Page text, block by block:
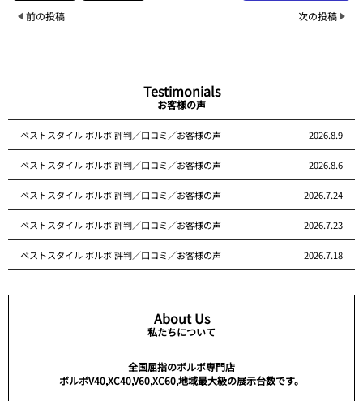
前の投稿 次の投稿
Testimonials
お客様の声
ベストスタイル ボルボ 評判／口コミ／お客様の声 2026.8.9
ベストスタイル ボルボ 評判／口コミ／お客様の声 2026.8.6
ベストスタイル ボルボ 評判／口コミ／お客様の声 2026.7.24
ベストスタイル ボルボ 評判／口コミ／お客様の声 2026.7.23
ベストスタイル ボルボ 評判／口コミ／お客様の声 2026.7.18
About Us
私たちについて
全国屈指のボルボ専門店
ボルボV40,XC40,V60,XC60,地域最大級の展示台数です。